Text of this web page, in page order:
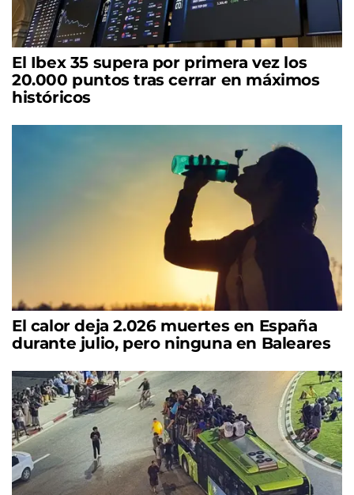
El Ibex 35 supera por primera vez los
20.000 puntos tras cerrar en máximos
históricos
El calor deja 2.026 muertes en España
durante julio, pero ninguna en Baleares